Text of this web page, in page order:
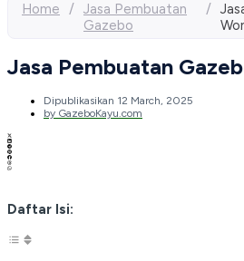
Home / Jasa Pembuatan
Gazebo
/
Jasa Pembuatan
Dipublikasikan 12 March, 2025
by GazeboKayu.com
Daftar Isi: